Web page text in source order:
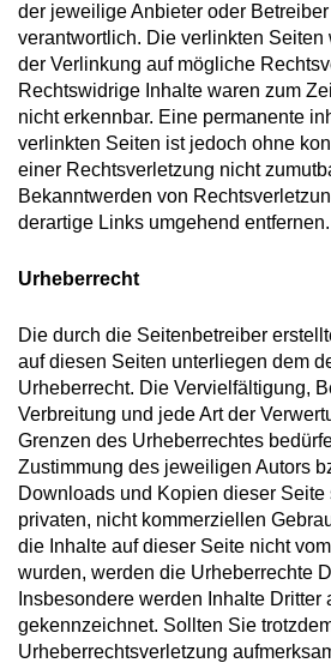
der jeweilige Anbieter oder
verantwortlich. Die verlinkten Seiten
der Verlinkung auf mögliche
Rechtswidrige Inhalte waren zum
nicht erkennbar. Eine permanente
verlinkten Seiten ist jedoch ohne
einer Rechtsverletzung nicht
Bekanntwerden von
derartige Links umgehend entfernen.
Urheberrecht
Die durch die Seitenbetreiber
auf diesen Seiten unterliegen dem
Urheberrecht. Die Vervielfältigung,
Verbreitung und jede Art der
Grenzen des Urheberrechtes
Zustimmung des jeweiligen Autors
Downloads und Kopien dieser Seite
privaten, nicht kommerziellen
die Inhalte auf dieser Seite nicht
wurden, werden die Urheberrechte
Insbesondere werden Inhalte Dritter
gekennzeichnet. Sollten Sie
Urheberrechtsverletzung